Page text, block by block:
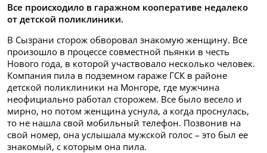
Все происходило в гаражном кооперативе недалеко
от детской поликлиники.
В Сызрани сторож обворовал знакомую женщину. Все
произошло в процессе совместной пьянки в честь
Нового года, в которой участвовало несколько человек.
Компания пила в подземном гараже ГСК в районе
детской поликлиники на Монгоре, где мужчина
неофициально работал сторожем. Все было весело и
мирно, но потом женщина уснула, а когда проснулась,
то не нашла свой мобильный телефон. Позвонив на
свой номер, она услышала мужской голос – это был ее
знакомый, с которым она пила.